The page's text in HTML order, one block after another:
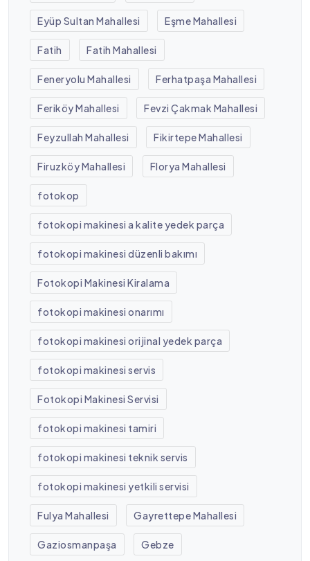
Eyüp Sultan Mahallesi Eşme Mahallesi
Fatih Fatih Mahallesi
Feneryolu Mahallesi Ferhatpaşa Mahallesi
Feriköy Mahallesi Fevzi Çakmak Mahallesi
Feyzullah Mahallesi Fikirtepe Mahallesi
Firuzköy Mahallesi Florya Mahallesi
fotokop
fotokopi makinesi a kalite yedek parça
fotokopi makinesi düzenli bakımı
Fotokopi Makinesi Kiralama
fotokopi makinesi onarımı
fotokopi makinesi orijinal yedek parça
fotokopi makinesi servis
Fotokopi Makinesi Servisi
fotokopi makinesi tamiri
fotokopi makinesi teknik servis
fotokopi makinesi yetkili servisi
Fulya Mahallesi Gayrettepe Mahallesi
Gaziosmanpaşa Gebze